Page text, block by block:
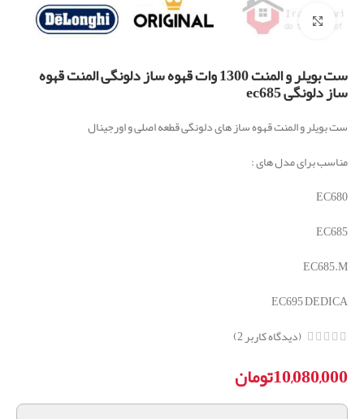
برای بزرگنمایی کلیک کنید
ست بویلر و المنت 1300 وات قهوه ساز دلونگی المنت قهوه
ساز دلونگی ec685
ست بویلر و المنت قهوه ساز های دلونگی قطعه اصلی و اورجینال
مناسب برای مدل های :
EC680
EC685
EC685.M
EC695 DEDICA
(دیدگاه کاربر2
)
10,080,000تومان